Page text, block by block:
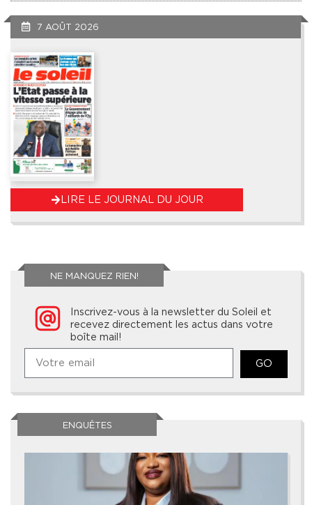
7 AOÛT 2026
LIRE LE JOURNAL DU JOUR
NE MANQUEZ RIEN!
Inscrivez-vous à la newsletter du Soleil et
recevez directement les actus dans votre
boîte mail!
GO
ENQUÊTES